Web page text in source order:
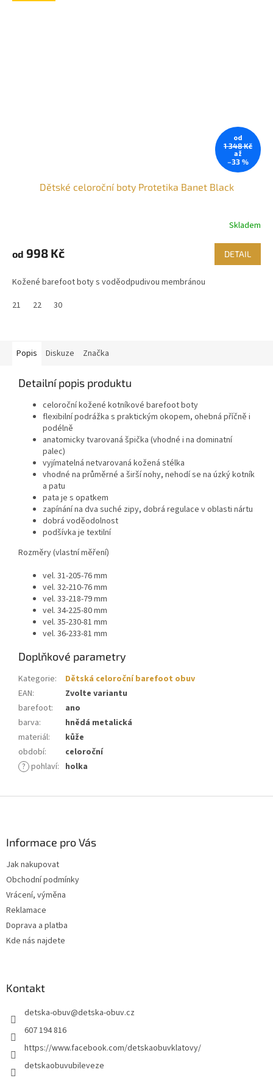
od
1 348 Kč
až
–33 %
Dětské celoroční boty Protetika Banet Black
Skladem
od 998 Kč DETAIL
Kožené barefoot boty s voděodpudivou membránou
21
22 30
Popis Diskuze Značka
Detailní popis produktu
celoroční kožené kotníkové barefoot boty
flexibilní podrážka s praktickým okopem, ohebná příčně i
podélně
anatomicky tvarovaná špička (vhodné i na dominatní
palec)
vyjímatelná netvarovaná kožená stélka
vhodné na průměrné a širší nohy, nehodí se na úzký kotník
a patu
pata je s opatkem
zapínání na dva suché zipy, dobrá regulace v oblasti nártu
dobrá voděodolnost
podšívka je textilní
Rozměry (vlastní měření)
vel. 31-205-76 mm
vel. 32-210-76 mm
vel. 33-218-79 mm
vel. 34-225-80 mm
vel. 35-230-81 mm
vel. 36-233-81 mm
Doplňkové parametry
Kategorie:
Dětská celoroční barefoot obuv
EAN:
Zvolte variantu
barefoot:
ano
barva:
hnědá metalická
materiál:
kůže
období:
celoroční
? pohlaví: holka
Informace pro Vás
Jak nakupovat
Obchodní podmínky
Vrácení, výměna
Reklamace
Doprava a platba
Kde nás najdete
Kontakt
detska-obuv@detska-obuv.cz
607 194 816
https://www.facebook.com/detskaobuvklatovy/
detskaobuvubileveze